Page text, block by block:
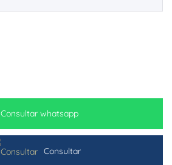
Consultar whatsapp
Consultar